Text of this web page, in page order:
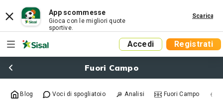
App scommesse
Gioca con le migliori quote
sportive.
Scarica
Accedi Registrati
Fuori Campo
Blog Voci di spogliatoio Analisi Fuori Campo